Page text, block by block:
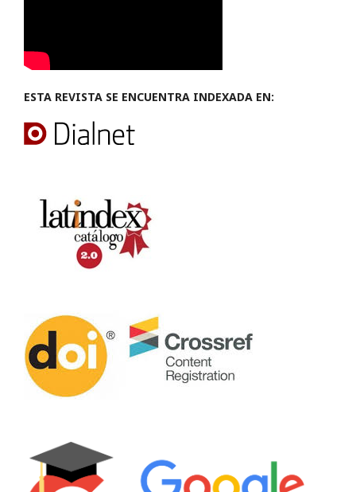
ESTA REVISTA SE ENCUENTRA INDEXADA EN: